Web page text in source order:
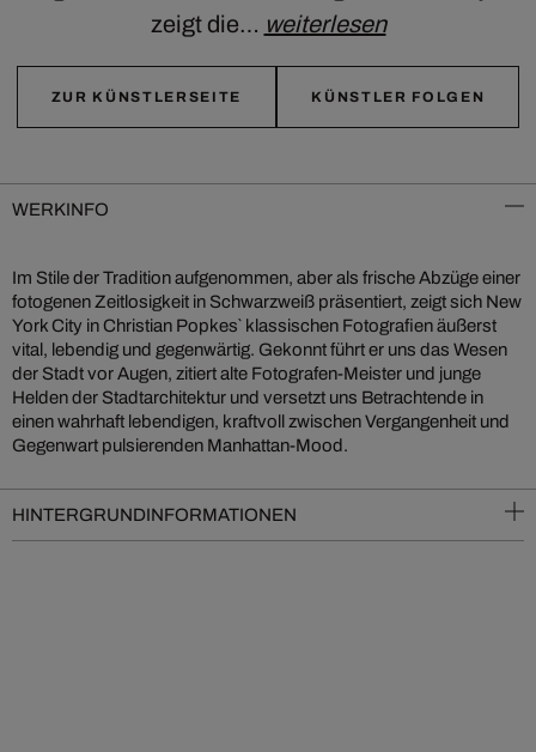
zeigt die… weiterlesen
ZUR KÜNSTLERSEITE KÜNSTLER FOLGEN
WERKINFO
Im Stile der Tradition aufgenommen, aber als frische Abzüge einer
fotogenen Zeitlosigkeit in Schwarzweiß präsentiert, zeigt sich New
York City in Christian Popkes` klassischen Fotografien äußerst
vital, lebendig und gegenwärtig. Gekonnt führt er uns das Wesen
der Stadt vor Augen, zitiert alte Fotografen-Meister und junge
Helden der Stadtarchitektur und versetzt uns Betrachtende in
einen wahrhaft lebendigen, kraftvoll zwischen Vergangenheit und
Gegenwart pulsierenden Manhattan-Mood.
HINTERGRUNDINFORMATIONEN